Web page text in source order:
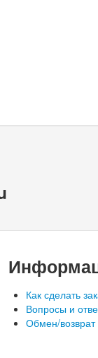
Как сделать
Вопросы и
Обмен/возврат